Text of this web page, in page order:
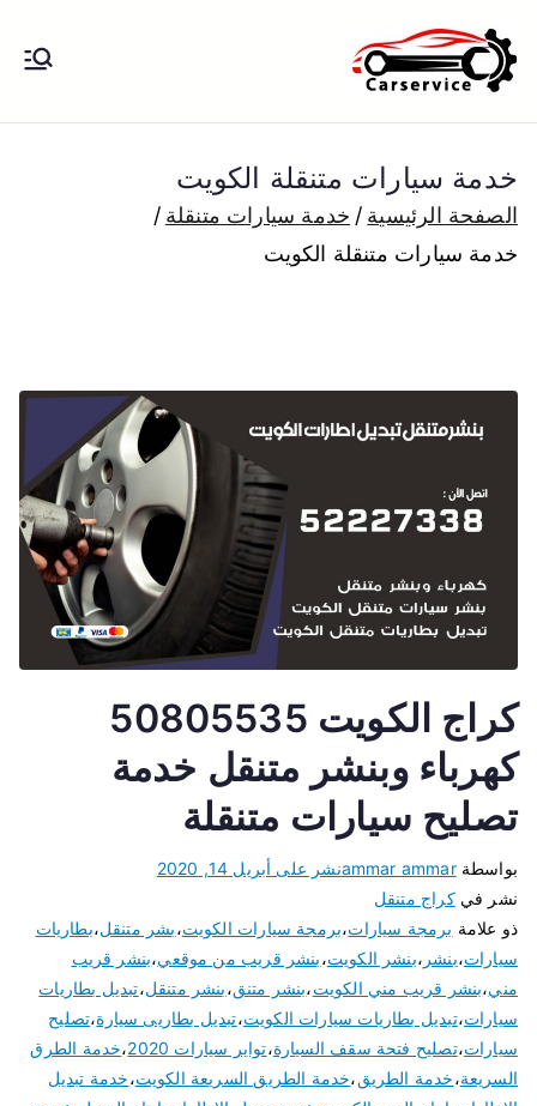
إلى
المحتوى
الكويت
بنشر متنقل الكويت كهرباء وبنشر تبديل
بارخص الاسعار
خدمة سيارات متنقلة الكويت
الصفحة الرئيسية
خدمة سيارات متنقلة
خدمة سيارات متنقلة الكويت
كراج الكويت 50805535
كهرباء وبنشر متنقل خدمة
تصليح سيارات متنقلة
بواسطةammar ammarنشر على أبريل 14, 2020
نشر فيكراج متنقل
ذو علامة برمجة سيارات،برمجة سيارات الكويت،بشر متنقل،بطاريات
سيارات،بنشر ،بنشر الكويت،بنشر قريب من موقعي،بنشر قريب
مني،بنشر قريب مني الكويت،بنشر متنق،بنشر متنقل،تبديل بطاريات
سيارات،تبديل بطاريات سيارات الكويت،تبديل بطاريى سيارة،تصليح
سيارات،تصليح فتحة سقف السيارة،تواير سيارات 2020 ،خدمة الطرق
السريعة،خدمة الطريق،خدمة الطريق السريعة الكويت،خدمة تبديل